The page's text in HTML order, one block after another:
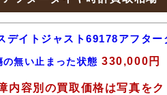
デイトジャスト69178アフタ
の無い止まった状態 330,000円
内容別の買取価格は写真を